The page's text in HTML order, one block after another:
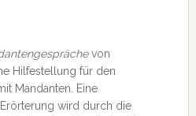
von
Hilfestellung für den
Mandanten. Eine
wird durch die